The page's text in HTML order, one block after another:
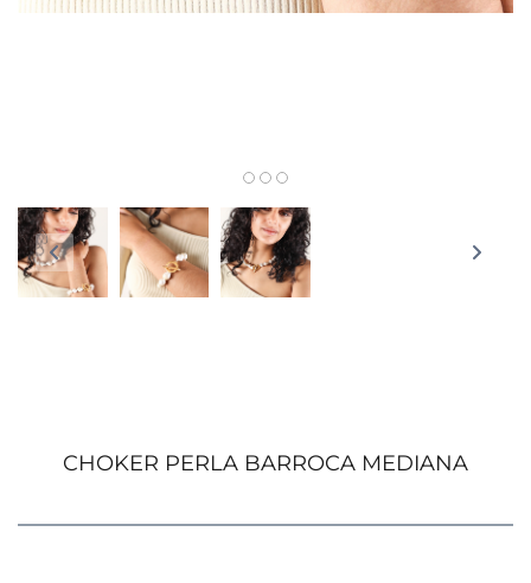
CHOKER PERLA BARROCA MEDIANA